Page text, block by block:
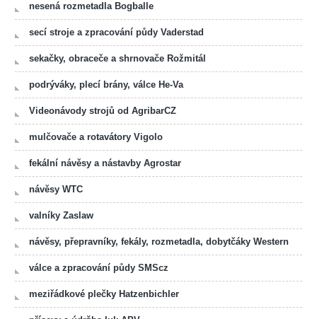
nesená rozmetadla Bogballe
secí stroje a zpracování půdy Vaderstad
sekačky, obraceče a shrnovače Rožmitál
podrýváky, plecí brány, válce He-Va
Videonávody strojů od AgribarCZ
mulčovače a rotavátory Vigolo
fekální návěsy a nástavby Agrostar
návěsy WTC
valníky Zaslaw
návěsy, přepravníky, fekály, rozmetadla, dobytčáky Western
válce a zpracování půdy SMScz
meziřádkové plečky Hatzenbichler